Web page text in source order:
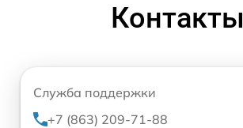
Контакты
Служба поддержки
+7 (863) 209-71-88